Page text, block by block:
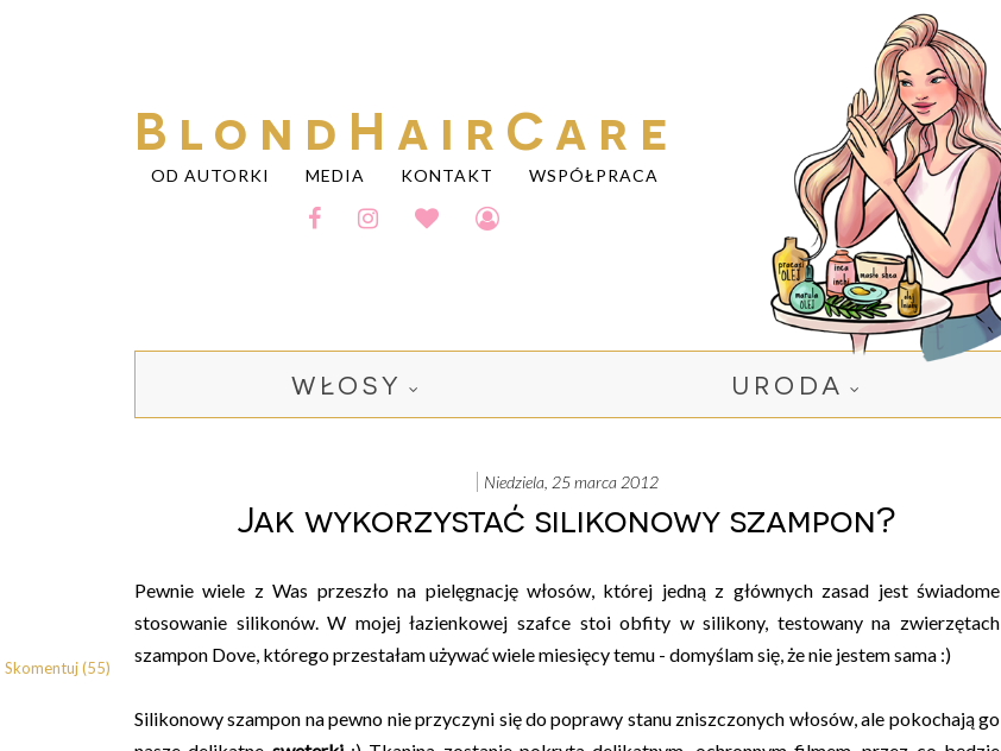
BlondHairCare
OD AUTORKI MEDIA KONTAKT WSPÓŁPRACA
WŁOSY URODA
niedziela, 25 marca 2012
Jak wykorzystać silikonowy szampon?
Pewnie wiele z Was przeszło na pielęgnację włosów, której jedną z głównych zasad jest świadome
stosowanie silikonów. W mojej łazienkowej szafce stoi obfity w silikony, testowany na zwierzętach
szampon Dove, którego przestałam używać wiele miesięcy temu - domyślam się, że nie jestem sama :)
Silikonowy szampon na pewno nie przyczyni się do poprawy stanu zniszczonych włosów, ale pokochają go
Skomentuj (55)